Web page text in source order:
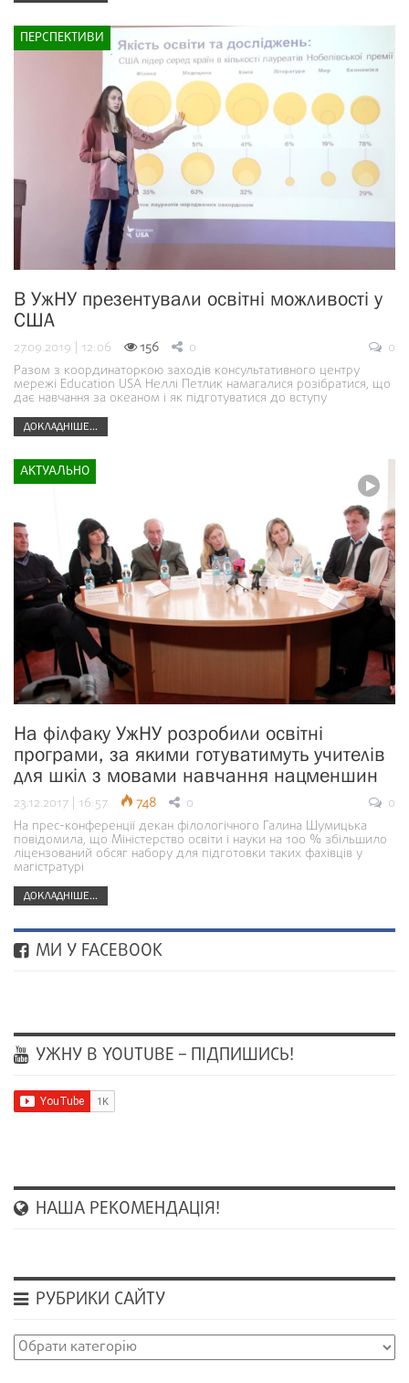
ПЕРСПЕКТИВИ
В УжНУ презентували освітні можливості у
США
27.09.2019 | 12:06 156 0
0
Разом з координаторкою заходів консультативного центру
мережі Education USA Неллі Петлик намагалися розібратися, що
дає навчання за океаном і як підготуватися до вступу
ДОКЛАДНІШЕ...
АКТУАЛЬНО
На філфаку УжНУ розробили освітні
програми, за якими готуватимуть учителів
для шкіл з мовами навчання нацменшин
23.12.2017 | 16:57 748 0
0
На прес-конференції декан філологічного Галина Шумицька
повідомила, що Міністерство освіти і науки на 100 % збільшило
ліцензований обсяг набору для підготовки таких фахівців у
магістратурі
ДОКЛАДНІШЕ...
МИ У FACEBOOK
УЖНУ В YOUTUBE – ПІДПИШИСЬ!
НАША РЕКОМЕНДАЦІЯ!
РУБРИКИ САЙТУ
Рубрики